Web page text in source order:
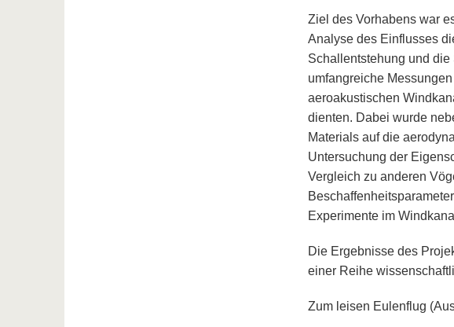
Ziel des Vorhabens war
Analyse des Einflusses
Schallentstehung und
umfangreiche
aeroakustischen
dienten. Dabei wurde
Materials auf die
Untersuchung der
Vergleich zu anderen
Experimente im
Die Ergebnisse des
einer Reihe
Zum leisen Eulenflug